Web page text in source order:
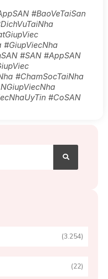
#BaoVeTaiSan
#GiupViecNha
#SAN #AppSAN
#ChamSocTaiNha
#CoSAN
Tìm
(3.254)
(22)